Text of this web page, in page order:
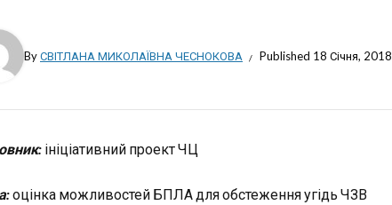
ByСВІТЛАНА МИКОЛАЇВНА ЧЕСНОКОВА Published 18 Січня, 2018
ініціативний проект ЧЦ
оцінка можливостей БПЛА для обстеження угідь ЧЗВ